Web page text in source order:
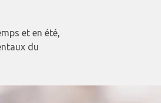
et en été,
du